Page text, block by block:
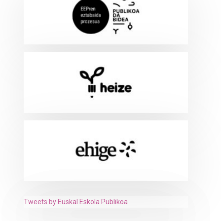
Tweets by Euskal Eskola Publikoa